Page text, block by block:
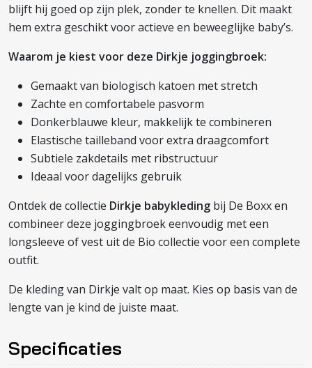
blijft hij goed op zijn plek, zonder te knellen. Dit maakt
hem extra geschikt voor actieve en beweeglijke baby’s.
Waarom je kiest voor deze Dirkje joggingbroek:
Gemaakt van biologisch katoen met stretch
Zachte en comfortabele pasvorm
Donkerblauwe kleur, makkelijk te combineren
Elastische tailleband voor extra draagcomfort
Subtiele zakdetails met ribstructuur
Ideaal voor dagelijks gebruik
Ontdek de collectie Dirkje babykleding bij De Boxx en
combineer deze joggingbroek eenvoudig met een
longsleeve of vest uit de Bio collectie voor een complete
outfit.
De kleding van Dirkje valt op maat. Kies op basis van de
lengte van je kind de juiste maat.
Specificaties